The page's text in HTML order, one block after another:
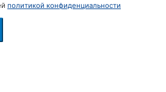
политикой конфиденциальности